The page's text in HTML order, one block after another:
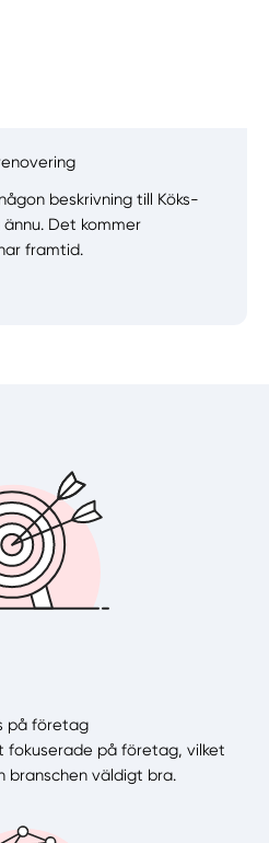
beskrivning till Köks-
Det kommer
framtid.
på företag
fokuserade på företag, vilket
branschen väldigt bra.